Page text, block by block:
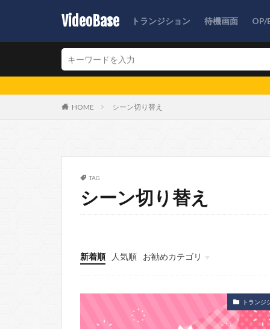
VideoBase トランジション 待機画面 OP/
HOME シーン切り替え
TAG
シーン切り替え
新着順 人気順
お勧めカテゴリ
背景
エフェクト
カッコいい
トランジ